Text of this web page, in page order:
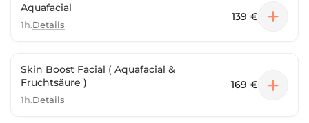
Aquafacial
1h.Details
139 €
Skin Boost Facial ( Aquafacial &
Fruchtsäure )
1h.Details
169 €